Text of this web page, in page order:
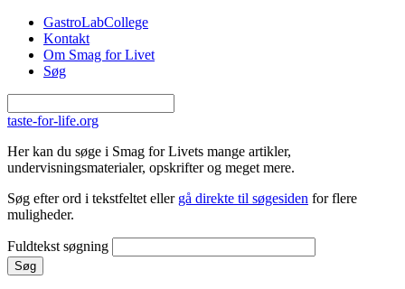
Gå til hovedindhold
GastroLabCollege
Kontakt
Om Smag for Livet
Søg
taste-for-life.org
Her kan du søge i Smag for Livets mange artikler,
undervisningsmaterialer, opskrifter og meget mere.
Søg efter ord i tekstfeltet eller gå direkte til søgesiden for flere
muligheder.
Fuldtekst søgning